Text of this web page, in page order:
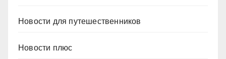
Новости для путешественников
Новости плюс